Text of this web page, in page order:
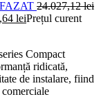
24.027,12lei
leiPrețul curent
Compact
ridicată,
de instalare, fiind